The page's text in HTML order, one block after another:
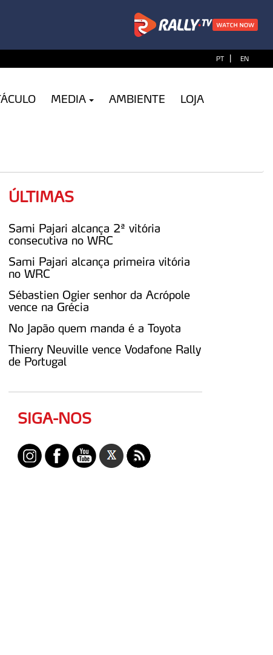
PT | EN
MEDIA AMBIENTE LOJA
ÚLTIMAS
Sami Pajari alcança 2ª vitória
consecutiva no WRC
Sami Pajari alcança primeira vitória
no WRC
Sébastien Ogier senhor da Acrópole
vence na Grécia
No Japão quem manda é a Toyota
Thierry Neuville vence Vodafone Rally
de Portugal
SIGA-NOS